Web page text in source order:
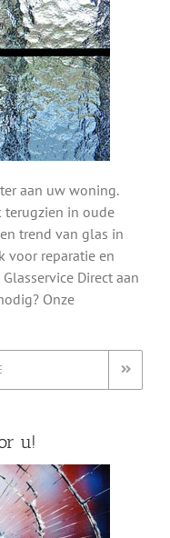
aan uw woning.
terugzien in oude
trend van glas in
voor reparatie en
Direct aan
Onze
u!